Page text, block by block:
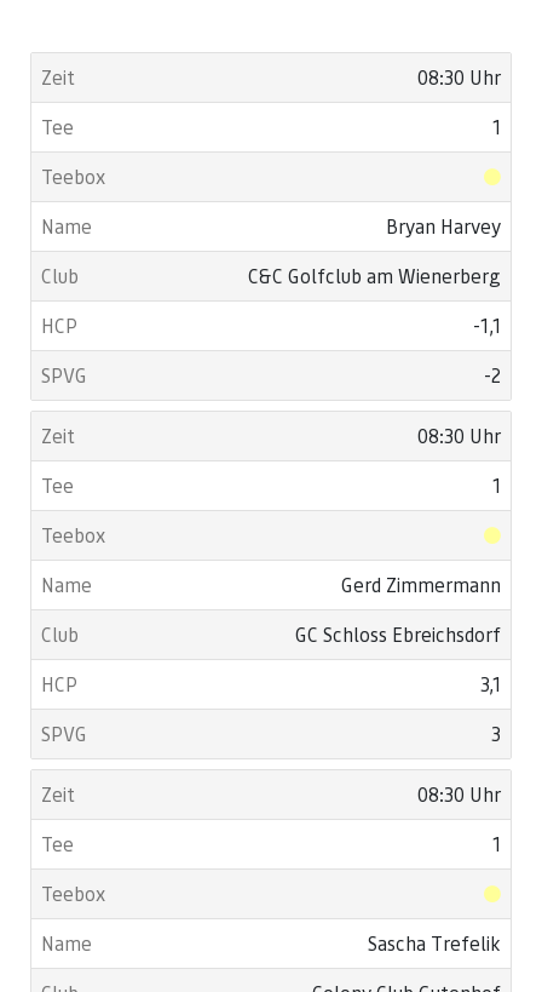
08:30 Uhr
1
Bryan Harvey
C&C Golfclub am Wienerberg
-1,1
-2
08:30 Uhr
1
Gerd Zimmermann
GC Schloss Ebreichsdorf
3,1
3
08:30 Uhr
1
Sascha Trefelik